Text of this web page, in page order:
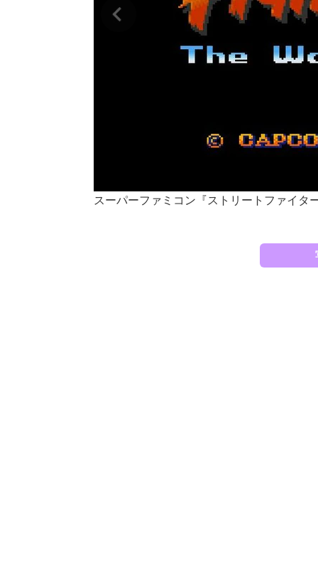
スーパーファミコン『ストリートファイタ